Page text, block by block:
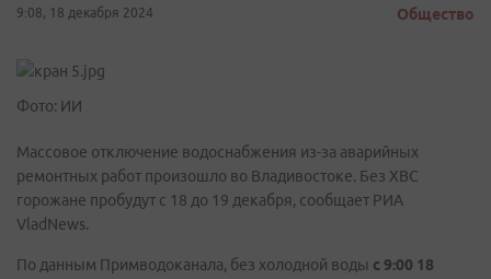
9:08, 18 декабря 2024 Общество
Фото: ИИ
Массовое отключение водоснабжения из-за аварийных
ремонтных работ произошло во Владивостоке. Без ХВС
горожане пробудут с 18 до 19 декабря, сообщает РИА
VladNews.
По данным Примводоканала, без холодной воды с 9:00 18